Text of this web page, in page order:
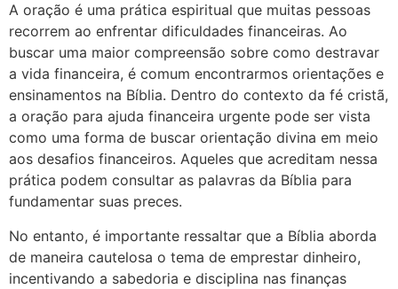
A oração é uma prática espiritual que muitas pessoas
recorrem ao enfrentar dificuldades financeiras. Ao
buscar uma maior compreensão sobre como destravar
a vida financeira, é comum encontrarmos orientações e
ensinamentos na Bíblia. Dentro do contexto da fé cristã,
a oração para ajuda financeira urgente pode ser vista
como uma forma de buscar orientação divina em meio
aos desafios financeiros. Aqueles que acreditam nessa
prática podem consultar as palavras da Bíblia para
fundamentar suas preces.
No entanto, é importante ressaltar que a Bíblia aborda
de maneira cautelosa o tema de emprestar dinheiro,
incentivando a sabedoria e disciplina nas finanças